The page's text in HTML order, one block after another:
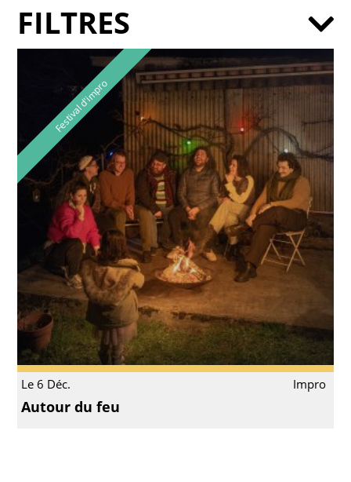
Festival d'impro
Le 6 Déc. Impro
Autour du feu
FILTRES